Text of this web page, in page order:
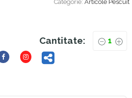
Categorie: Articole Pescuit
Cantitate: